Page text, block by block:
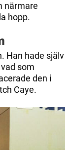
närmare
hopp.
Han hade själv
som
den i
Caye.